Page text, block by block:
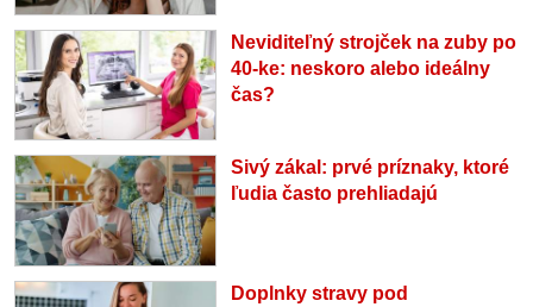
Neviditeľný strojček na zuby po
40-ke: neskoro alebo ideálny
čas?
Sivý zákal: prvé príznaky, ktoré
ľudia často prehliadajú
Doplnky stravy pod